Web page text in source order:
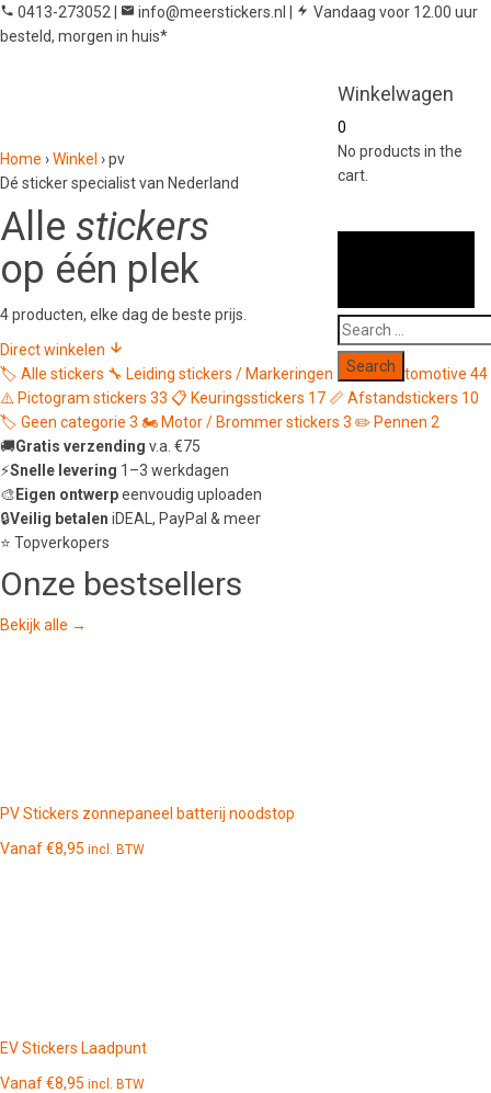
0413-273052 info@meerstickers.nl
Vandaag voor 12.00 uur
besteld, morgen in huis*
Winkelwagen
0
No products in the
cart.
Search
for:
Home ›Winkel ›pv
Dé sticker specialist van Nederland
Alle stickers
op één plek
4 producten, elke dag de beste prijs.
Direct winkelen
🏷️ Alle stickers 🔧 Leiding stickers / Markeringen 339🚗Automotive 44
⚠️ Pictogram stickers 33 📋 Keuringsstickers 17 📏 Afstandstickers 10
🏷️ Geen categorie 3 🏍️ Motor / Brommer stickers 3 ✏️ Pennen 2
🚚Gratis verzending v.a. €75
⚡Snelle levering 1–3 werkdagen
🎨 Eigen ontwerpeenvoudig uploaden
🔒Veilig betalen iDEAL, PayPal & meer
⭐ Topverkopers
Onze bestsellers
Bekijk alle →
PV Stickers zonnepaneel batterij noodstop
Vanaf€8,95 incl. BTW
EV Stickers Laadpunt
Vanaf€8,95 incl. BTW